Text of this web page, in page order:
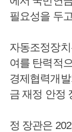
필요성을 두
자동조정장
여를 탄력적
경제협력개
금 재정 안정
정 장관은